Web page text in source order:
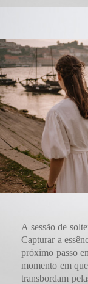
A sessão de
Capturar a
próximo passo
momento em
transbordam